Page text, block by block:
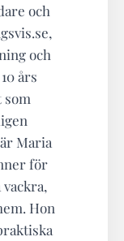
och
och
års
Maria
för
Hon